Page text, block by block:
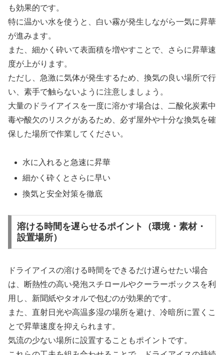
も効果的です。
特に温かい水を使うと、白い霧が発生しながら一気に昇華
が進みます。
また、細かく砕いて表面積を増やすことで、さらに昇華速
度が上がります。
ただし、急激に気体が発生するため、換気の良い場所で行
い、素手で触らないように注意しましょう。
大量のドライアイスを一度に溶かす場合は、二酸化炭素中
毒や酸欠のリスクがあるため、必ず屋外や十分な換気を確
保した場所で作業してください。
水に入れると急速に昇華
細かく砕くとさらに早い
換気と安全対策を徹底
溶ける時間を遅らせるポイント（環境・素材・
設置場所）
ドライアイスの溶ける時間をできるだけ遅らせたい場合
は、断熱性の高い発泡スチロールやクーラーボックスを利
用し、新聞紙やタオルで包むのが効果的です。
また、直射日光や高温多湿の場所を避け、冷暗所に置くこ
とで昇華速度を抑えられます。
気流の少ない場所に設置することもポイントです。